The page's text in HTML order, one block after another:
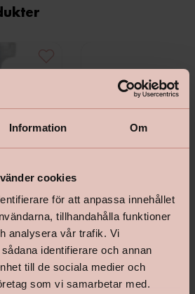
Information Om
cookies
för att anpassa innehållet
tillhandahålla funktioner
analysera vår trafik. Vi
identifierare och annan
till de sociala medier och
som vi samarbetar med.
Hårda
Bona Premium Spray
Golv